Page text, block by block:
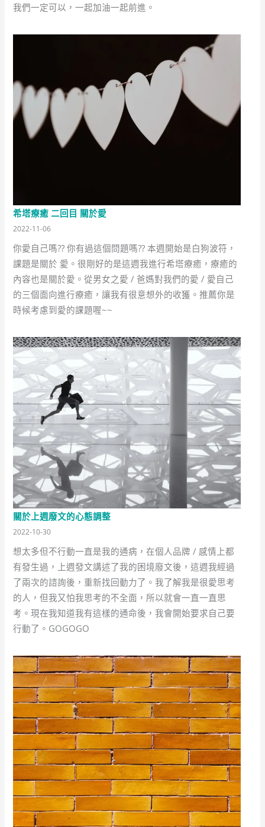
我們一定可以，一起加油一起前進。
希塔療癒 二回目 關於愛
2022-11-06
你愛自己嗎?? 你有過這個問題嗎?? 本週開始是白狗波符，
課題是關於 愛。很剛好的是這週我進行希塔療癒，療癒的
內容也是關於愛。從男女之愛 / 爸媽對我們的愛 / 愛自己
的三個面向進行療癒，讓我有很意想外的收獲。推薦你是
時候考慮到愛的課題喔~~
關於上週廢文的心態調整
2022-10-30
想太多但不行動一直是我的通病，在個人品牌 / 感情上都
有發生過，上週發文講述了我的困境廢文後，這週我經過
了兩次的諮詢後，重新找回動力了。我了解我是很愛思考
的人，但我又怕我思考的不全面，所以就會一直一直思
考。現在我知道我有這樣的通命後，我會開始要求自己要
行動了。GOGOGO